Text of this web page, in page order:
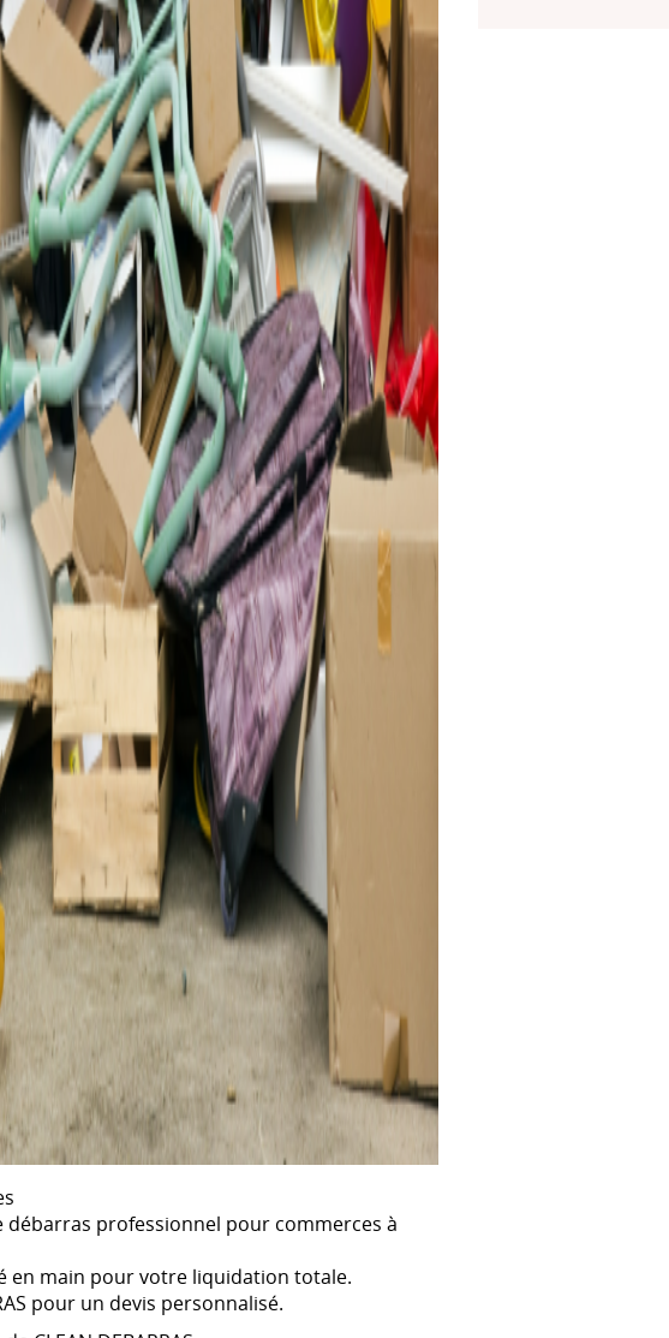
débarras professionnel pour commerces à
en main pour votre liquidation totale.
pour un devis personnalisé.